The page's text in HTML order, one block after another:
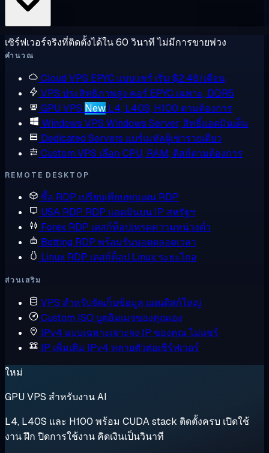
เซิร์ฟเวอร์จริงที่ติดตั้งได้ใน 60 วินาที ไม่มีการขายพ่วง
คำนวณ
Cloud VPS EPYC แบบแชร์ เริ่ม $2.48/เดือน
VPS ประสิทธิภาพสูง คอร์ EPYC เฉพาะ, DDR5
GPU VPS New L4, L40S, H100 ตามต้องการ
Windows VPS Windows Server, สิทธิ์แอดมินเต็ม
Dedicated Servers แบร์เมทัลผู้เช่ารายเดียว
Custom VPS เลือก CPU, RAM, ดิสก์ตามต้องการ
REMOTE DESKTOP
ซื้อ RDP เปรียบเทียบทุกแผน RDP
USA RDP RDP แอดมินบน IP สหรัฐฯ
Forex RDP เดสก์ท็อปเทรดความหน่วงต่ำ
Botting RDP พร้อมรันบอตตลอดเวลา
Linux RDP เดสก์ท็อป Linux ระยะไกล
ส่วนเสริม
VPS สำหรับจัดเก็บข้อมูล แผนดิสก์ใหญ่
Custom ISO บูตอิมเมจของคุณเอง
IPv4 แบบเฉพาะเจาะจง IP ของคุณ ไม่แชร์
IP เพิ่มเติม IPv4 หลายตัวต่อเซิร์ฟเวอร์
ใหม่
GPU VPS สำหรับงาน AI
L4, L40S และ H100 พร้อม CUDA stack ติดตั้งครบ เปิดใช้
งาน ฝึก ปิดการใช้งาน คิดเงินเป็นวินาที